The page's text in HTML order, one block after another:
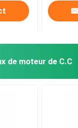
de moteur de C.C